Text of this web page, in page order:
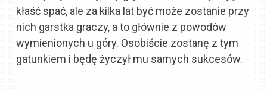
kłaść spać, ale za kilka lat być może zostanie przy
nich garstka graczy, a to głównie z powodów
wymienionych u góry. Osobiście zostanę z tym
gatunkiem i będę życzył mu samych sukcesów.